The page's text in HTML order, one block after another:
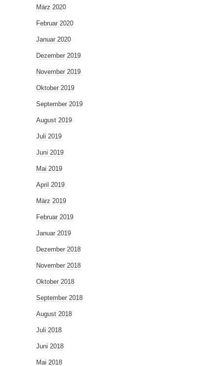
März 2020
Februar 2020
Januar 2020
Dezember 2019
November 2019
Oktober 2019
September 2019
August 2019
Juli 2019
Juni 2019
Mai 2019
April 2019
März 2019
Februar 2019
Januar 2019
Dezember 2018
November 2018
Oktober 2018
September 2018
August 2018
Juli 2018
Juni 2018
Mai 2018